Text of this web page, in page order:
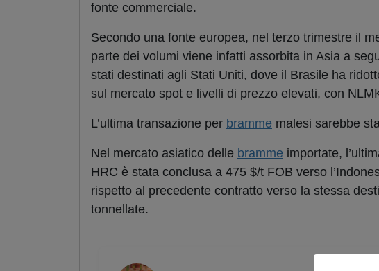
fonte commerciale.
Secondo una fonte europea, nel terzo trimestre il
parte dei volumi viene infatti assorbita in Asia a
stati destinati agli Stati Uniti, dove il Brasile ha
sul mercato spot e livelli di prezzo elevati, con
L’ultima transazione per bramme malesi sarebbe
Nel mercato asiatico delle bramme importate,
HRC è stata conclusa a 475 $/t FOB verso
rispetto al precedente contratto verso la stessa
tonnellate.